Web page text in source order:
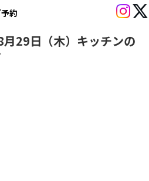
約
29日（木）キッチンの